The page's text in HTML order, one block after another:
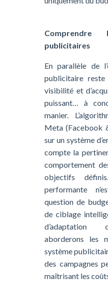
Comprendre
publicitaires
En parallèle de
publicitaire
visibilité et
puissant… à
manier.
Meta (Facebook
sur un système
compte la
comportement
objectifs
performante
question de
de ciblage
d’adaptation
aborderons les
système
des campagnes
maîtrisant les